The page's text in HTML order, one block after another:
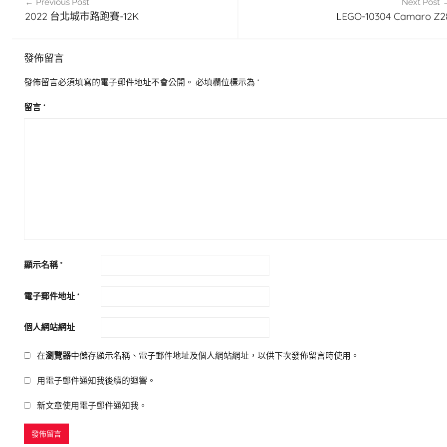
Previous Post
2022 台北城市路跑賽-12K
Next Post
LEGO-10304 Camaro
發佈留言
發佈留言必須填寫的電子郵件地址不會公開。 必填欄位標示為 *
留言 *
顯示名稱 *
電子郵件地址 *
個人網站網址
在瀏覽器中儲存顯示名稱、電子郵件地址及個人網站網址，以供下次發佈留言時使用。
用電子郵件通知我後續的迴響。
新文章使用電子郵件通知我。